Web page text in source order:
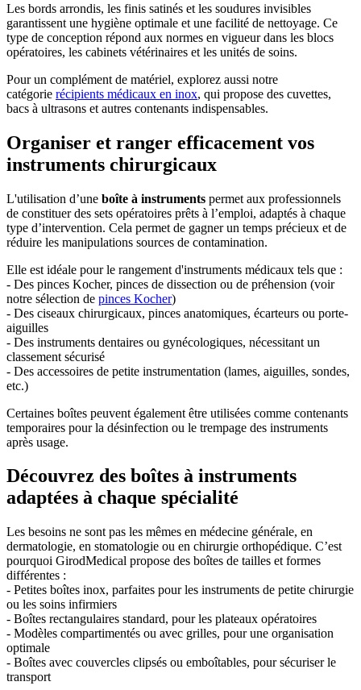
Les bords arrondis, les finis satinés et les soudures invisibles
garantissent une hygiène optimale et une facilité de nettoyage. Ce
type de conception répond aux normes en vigueur dans les blocs
opératoires, les cabinets vétérinaires et les unités de soins.
Pour un complément de matériel, explorez aussi notre
catégorie récipients médicaux en inox, qui propose des cuvettes,
bacs à ultrasons et autres contenants indispensables.
Organiser et ranger efficacement vos
instruments chirurgicaux
L'utilisation d’une boîte à instruments permet aux professionnels
de constituer des sets opératoires prêts à l’emploi, adaptés à chaque
type d’intervention. Cela permet de gagner un temps précieux et de
réduire les manipulations sources de contamination.
Elle est idéale pour le rangement d'instruments médicaux tels que :
- Des pinces Kocher, pinces de dissection ou de préhension (voir
notre sélection de pinces Kocher)
- Des ciseaux chirurgicaux, pinces anatomiques, écarteurs ou porte-
aiguilles
- Des instruments dentaires ou gynécologiques, nécessitant un
classement sécurisé
- Des accessoires de petite instrumentation (lames, aiguilles, sondes,
etc.)
Certaines boîtes peuvent également être utilisées comme contenants
temporaires pour la désinfection ou le trempage des instruments
après usage.
Découvrez des boîtes à instruments
adaptées à chaque spécialité
Les besoins ne sont pas les mêmes en médecine générale, en
dermatologie, en stomatologie ou en chirurgie orthopédique. C’est
pourquoi GirodMedical propose des boîtes de tailles et formes
différentes :
- Petites boîtes inox, parfaites pour les instruments de petite chirurgie
ou les soins infirmiers
- Boîtes rectangulaires standard, pour les plateaux opératoires
- Modèles compartimentés ou avec grilles, pour une organisation
optimale
- Boîtes avec couvercles clipsés ou emboîtables, pour sécuriser le
transport